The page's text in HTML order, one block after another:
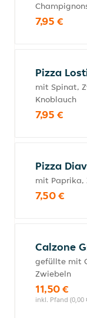
7,95 €
Pizza
mit Spinat,
Knoblauch
7,95 €
Pizza
mit Paprika,
7,50 €
Calzone
gefüllte mit
Zwiebeln
11,50 €
inkl. Pfand (0,00